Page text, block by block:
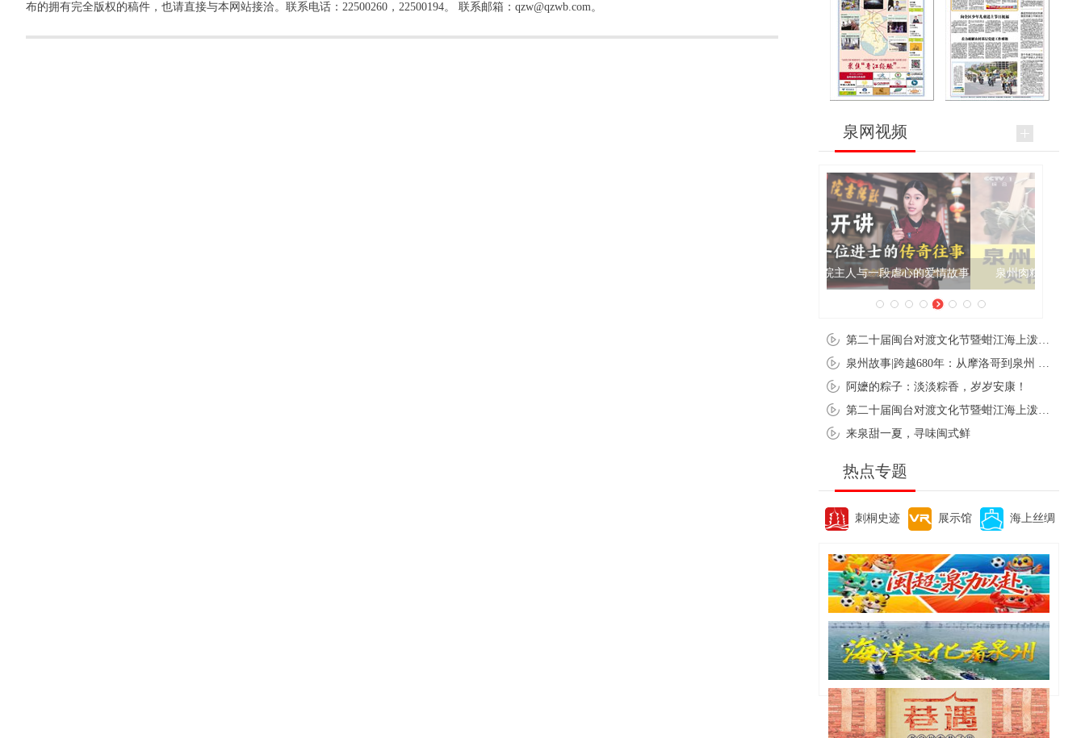
布的拥有完全版权的稿件，也请直接与本网站接洽。联系电话：22500260，22500194。 联系邮箱：qzw@qzwb.com。
泉网视频
泉州肉粽亮相央视《新闻联播》
阿嬷的粽子：淡淡粽香，岁岁安康！
来泉甜一夏，寻味闽式鲜
热点专题
刺桐史迹 展示馆 海上丝绸
便民资讯